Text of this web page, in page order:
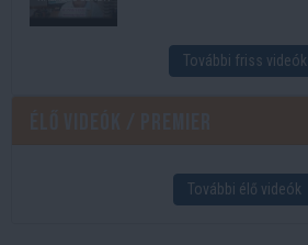
További friss videók
További élő videók